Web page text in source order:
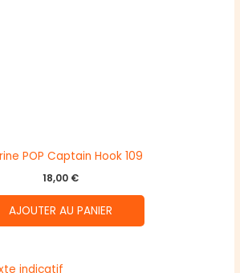
POP Captain Hook 109
18,00 €
AJOUTER AU PANIER